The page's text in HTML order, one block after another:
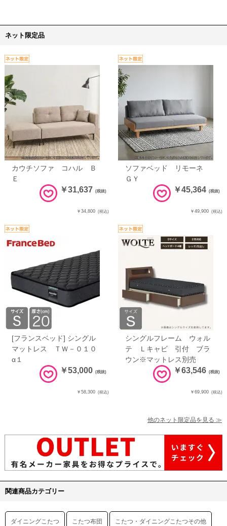
ネット限定品
カウチソファ コハル Ｂ
Ｅ
￥31,637 (税抜)
￥34,800 (税込)
ソファベッド リモーネ
ＧＹ
￥45,364 (税抜)
￥49,900 (税込)
[フランスベッド] シングル
マットレス ＴＷ－０１０
α１
￥53,000 (税抜)
￥58,300 (税込)
シングルフレーム ウォル
テ Ｌキャビ 引付 ブラ
ウン※マットレス別売
￥63,546 (税抜)
￥69,900 (税込)
他のネット限定品を見る ≫
関連商品カテゴリー
ダイニングこたつ こたつ布団 こたつ・ダイニングこたつその他